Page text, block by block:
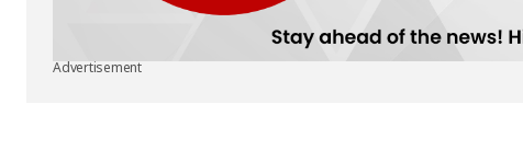
Advertisement